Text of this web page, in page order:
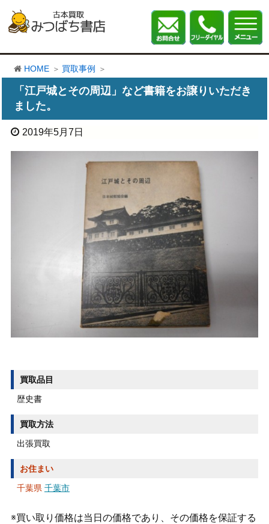
HOME 買取事例
「江戸城とその周辺」など書籍をお譲りいただき
ました。
2019年5月7日
買取品目
歴史書
買取方法
出張買取
お住まい
千葉県 千葉市
※買い取り価格は当日の価格であり、その価格を保証する